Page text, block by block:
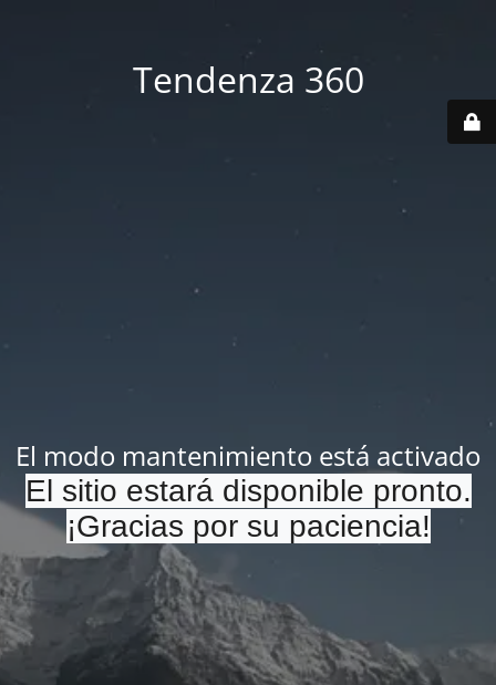
Tendenza 360
El modo mantenimiento está activado
El sitio estará disponible pronto.
¡Gracias por su paciencia!